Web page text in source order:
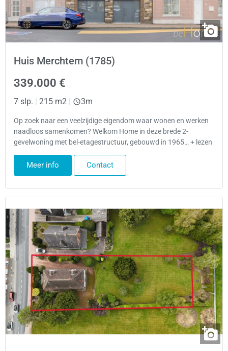
Huis Merchtem (1785)
339.000 €
7 slp. 215 m2 3m
Op zoek naar een veelzijdige eigendom waar wonen en werken
naadloos samenkomen? Welkom Home in deze brede 2-
gevelwoning met bel-etagestructuur, gebouwd in 1965… + lezen
Meer info Contact